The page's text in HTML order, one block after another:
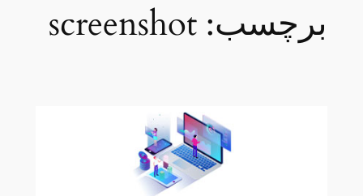
برچسب: screenshot